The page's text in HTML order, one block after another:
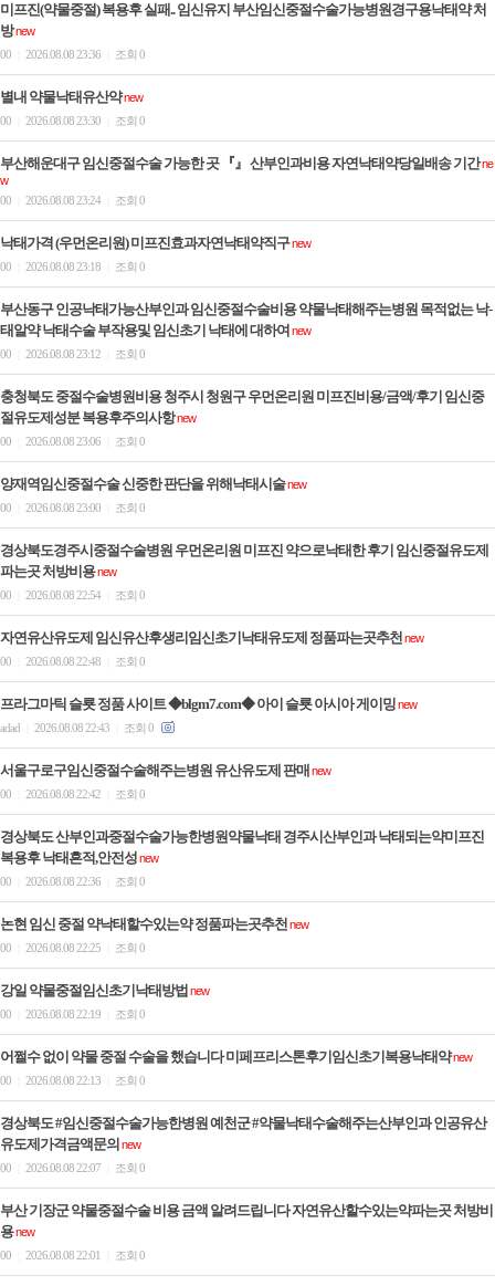
미프진(약물중절) 복용후 실패.. 임신유지 부산임신중절수술가능병원경구용낙­태약 처
방new
00
2026.08.08 23:36 조회 0
별내 약물낙태유산약new
00
2026.08.08 23:30 조회 0
부산해운대구 임신중절수술 가능한 곳 『』 산부인과비용 자연낙태약당일배송 기간ne
w
00
2026.08.08 23:24 조회 0
낙태가격 (우먼온리원) 미프진효과자연낙­태약직구new
00
2026.08.08 23:18 조회 0
부산동구 인공낙태가능산부인과 임신중절수술비용 약물낙태해주는병원 목적없는 낙­
태알약 낙­태수술 부작용및 임신초기 낙­태에 대하여 new
00
2026.08.08 23:12 조회 0
충청북도 중절수술병원비용 청주시 청원구 우먼온리원 미프진비용/금액/후기 임신중
절유도제성분 복용후주의사항new
00
2026.08.08 23:06 조회 0
양재역임신중절수술 신중한 판단을 위해낙­태시술new
00
2026.08.08 23:00 조회 0
경상북도경주시중절수술병원 우먼온리원 미프진 약으로낙태한 후기 임신중절유도제
파는곳 처방비용new
00
2026.08.08 22:54 조회 0
자연유산유도제 임신유산후생리임신초기낙태유도제 정품파는곳추천new
00
2026.08.08 22:48 조회 0
프라그마틱 슬룟 정품 사이트 ◆blgm7.com◆ 아이 슬룟 아시아 게이밍new
adad
2026.08.08 22:43 조회 0
서울구로구임신중절수술해주는병원 유산유도제 판매 new
00
2026.08.08 22:42 조회 0
경상북도 산부인과중절수술가능한병원약물낙태 경주시산부인과 낙태되는약미프진
복용후 낙태흔적,안전성new
00
2026.08.08 22:36 조회 0
논현 임신 중절 약낙태할수있는약 정품파는곳추천new
00
2026.08.08 22:25 조회 0
강일 약물중절임신초기낙­태방법 new
00
2026.08.08 22:19 조회 0
어쩔수 없이 약물 중절 수술을 했습니다 미페프리스톤후기임신초기복용낙­태약new
00
2026.08.08 22:13 조회 0
경상북도 #임신중절수술가능한병원 예천군 #약물낙태수술해주는산부인과 인공유산
유도제가격금액문의 new
00
2026.08.08 22:07 조회 0
부산 기장군 약물중절수술 비용 금액 알려드립니다 자연유산할수있는약파는곳 처방비
용new
00
2026.08.08 22:01 조회 0